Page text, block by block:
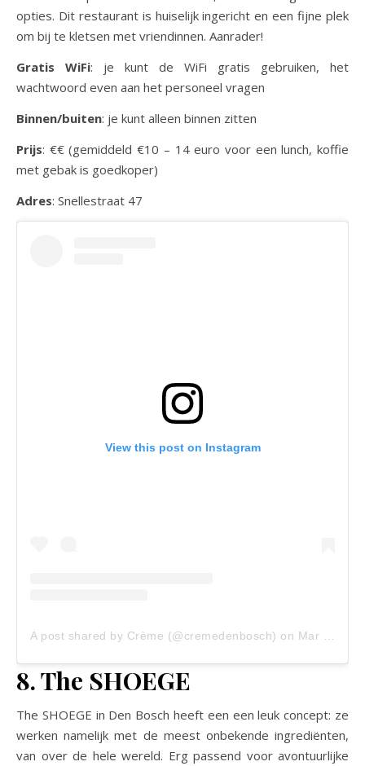
opties. Dit restaurant is huiselijk ingericht en een fijne plek
om bij te kletsen met vriendinnen. Aanrader!
Gratis WiFi: je kunt de WiFi gratis gebruiken, het
wachtwoord even aan het personeel vragen
Binnen/buiten: je kunt alleen binnen zitten
Prijs: €€ (gemiddeld €10 – 14 euro voor een lunch, koffie
met gebak is goedkoper)
Adres: Snellestraat 47
View this post on Instagram
A post shared by Crème (@cremedenbosch) on Mar 14, 2019 at 2:04am PDT
8. The SHOEGE
The SHOEGE in Den Bosch heeft een een leuk concept: ze
werken namelijk met de meest onbekende ingrediënten,
van over de hele wereld. Erg passend voor avontuurlijke